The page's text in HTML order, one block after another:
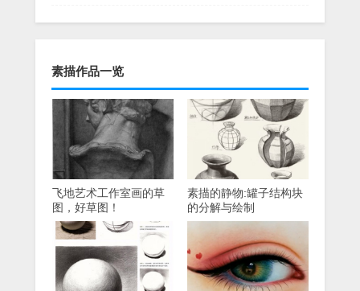
素描作品一览
飞地艺术工作室画的草
图，好草图！
素描的静物:罐子结构块
的分解与绘制